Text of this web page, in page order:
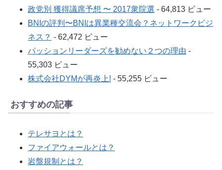
政党別 獲得議席予想 〜 2017衆院選 - 64,813 ビュー
BNIの評判〜BNIは異業種交流会？ネットワークビジ
ネス？ - 62,472 ビュー
パッションリーダーズを勧めない２つの理由 -
55,303 ビュー
株式会社DYMが再炎上! - 55,255 ビュー
おすすめの記事
テレサヨとは？
ファイアウォールとは？
岩盤規制とは？